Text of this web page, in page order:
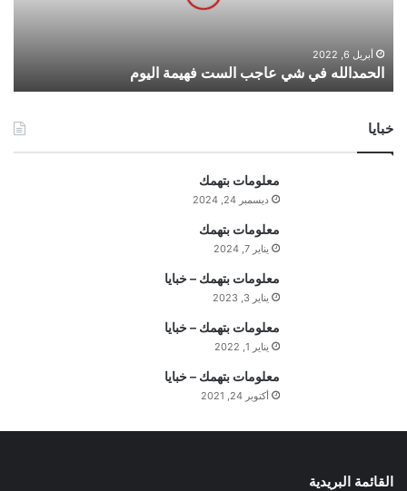
ي
ي
ع
ي
م
أبريل 6, 2022
الحمدالله في شي عاجب الست فهيمة اليوم
خبايا
معلومات بتهمك
ديسمبر 24, 2024
معلومات بتهمك
يناير 7, 2024
معلومات بتهمك – خبايا
يناير 3, 2023
معلومات بتهمك – خبايا
يناير 1, 2022
معلومات بتهمك – خبايا
أكتوبر 24, 2021
القائمة البريدية